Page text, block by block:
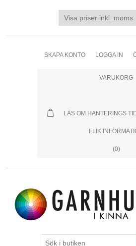
SKAPA KONTO LOGGA IN
VARUKORG
LÄS OM HANTERINGS
FLIK
(0)